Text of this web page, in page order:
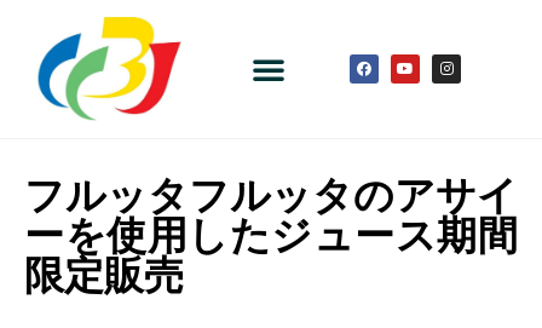
フルッタフルッタのアサイ
ーを使用したジュース期間
限定販売